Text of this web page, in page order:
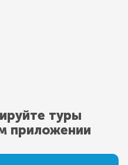
туры
приложении